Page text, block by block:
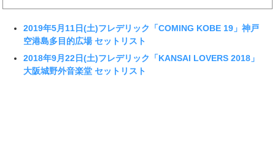
2019年5月11日(土)フレデリック「COMING KOBE 19」神戸
空港島多目的広場 セットリスト
2018年9月22日(土)フレデリック「KANSAI LOVERS 2018」
大阪城野外音楽堂 セットリスト